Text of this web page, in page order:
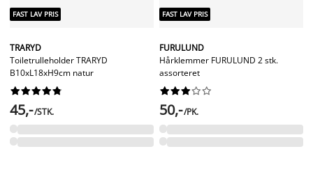
FAST LAV PRIS
TRARYD
Toiletrulleholder TRARYD
B10xL18xH9cm natur






45,-/STK.
FAST LAV PRIS
FURULUND
Hårklemmer FURULUND 2 stk.
assorteret






50,-/PK.